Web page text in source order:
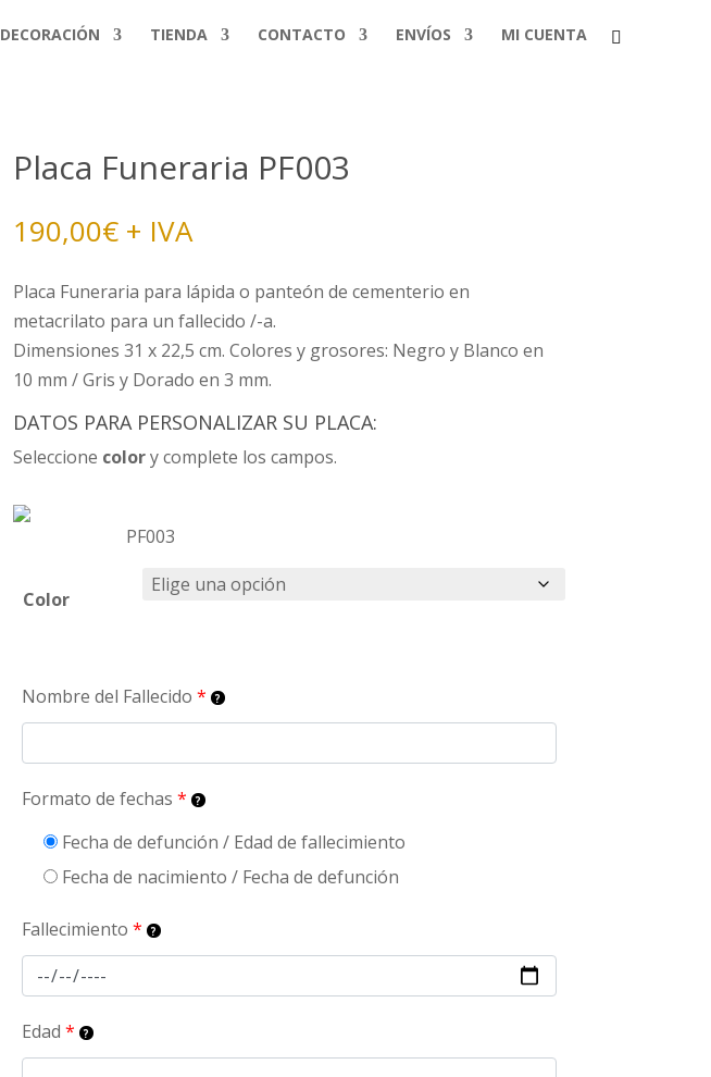
DECORACIÓN TIENDA CONTACTO ENVÍOS MI CUENTA
Placa Funeraria PF003
190,00€ + IVA
Placa Funeraria para lápida o panteón de cementerio en
metacrilato para un fallecido /-a.
Dimensiones 31 x 22,5 cm. Colores y grosores: Negro y Blanco en
10 mm / Gris y Dorado en 3 mm.
DATOS PARA PERSONALIZAR SU PLACA:
Seleccione colory complete los campos.
PF003
Color
Nombre del Fallecido *
Formato de fechas *
Fecha de defunción / Edad de fallecimiento
Fecha de nacimiento / Fecha de defunción
Fallecimiento *
Edad *